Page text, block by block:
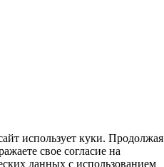
использует куки. Продолжая
свое согласие на
данных с использованием